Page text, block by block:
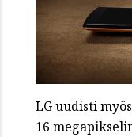
LG uudisti
16